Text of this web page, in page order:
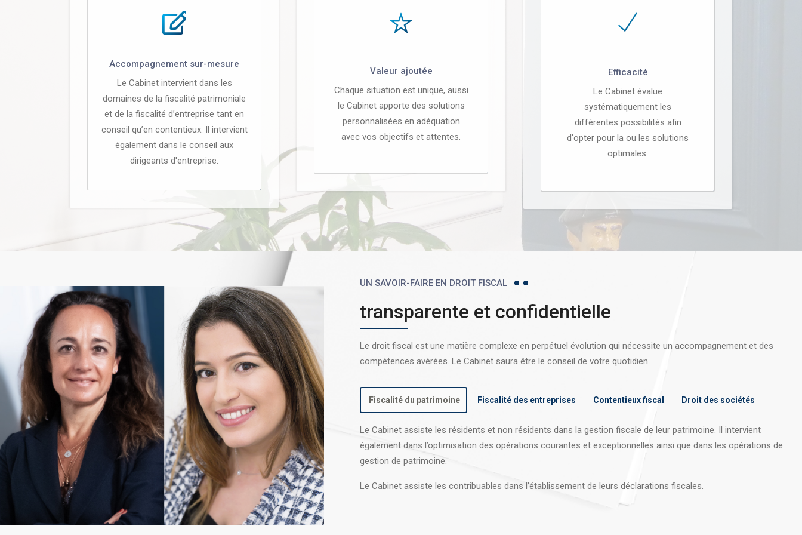
Accompagnement sur-mesure
Le Cabinet intervient dans les
domaines de la fiscalité patrimoniale
et de la fiscalité d’entreprise tant en
conseil qu’en contentieux. Il intervient
également dans le conseil aux
dirigeants d'entreprise.
Valeur ajoutée
Chaque situation est unique, aussi
le Cabinet apporte des solutions
personnalisées en adéquation
avec vos objectifs et attentes.
Efficacité
Le Cabinet évalue
systématiquement les
différentes possibilités afin
d'opter pour la ou les solutions
optimales.
UN SAVOIR-FAIRE EN DROIT FISCAL
transparente et confidentielle
Le droit fiscal est une matière complexe en perpétuel évolution qui nécessite un accompagnement et des
compétences avérées. Le Cabinet saura être le conseil de votre quotidien.
Fiscalité du patrimoine Fiscalité des entreprises Contentieux fiscal Droit des sociétés
Le Cabinet assiste les résidents et non résidents dans la gestion fiscale de leur patrimoine. Il intervient
également dans l’optimisation des opérations courantes et exceptionnelles ainsi que dans les opérations de
gestion de patrimoine.
Le Cabinet assiste les contribuables dans l’établissement de leurs déclarations fiscales.